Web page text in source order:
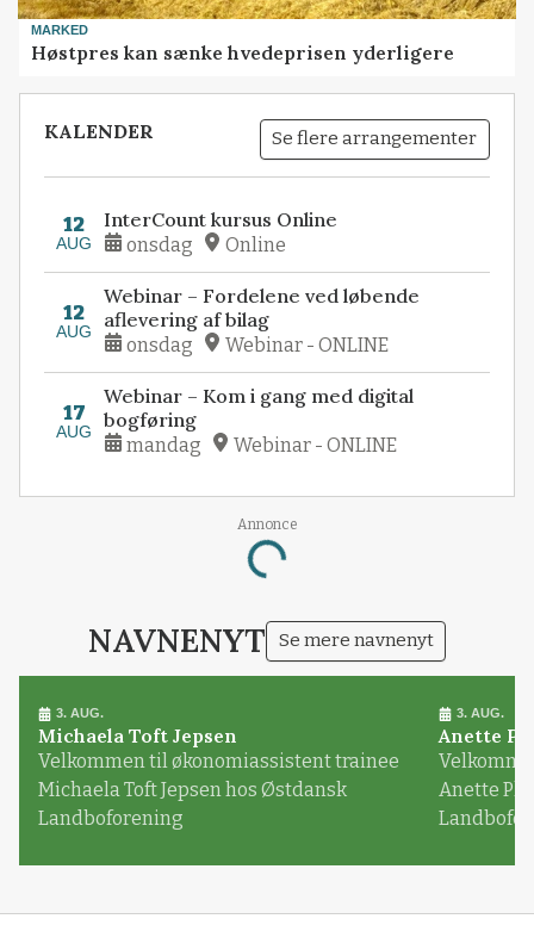
MARKED
Høstpres kan sænke hvedeprisen yderligere
KALENDER Se flere arrangementer
12
AUG
InterCount kursus Online
onsdag Online
12
AUG
Webinar – Fordelene ved løbende
aflevering af bilag
onsdag Webinar - ONLINE
17
AUG
Webinar – Kom i gang med digital
bogføring
mandag Webinar - ONLINE
Annonce
Loading...
NAVNENYT Se mere navnenyt
3. AUG.
Michaela Toft Jepsen
Velkommen til økonomiassistent trainee
Michaela Toft Jepsen hos Østdansk
Landboforening
3. AUG.
Anette
Anette